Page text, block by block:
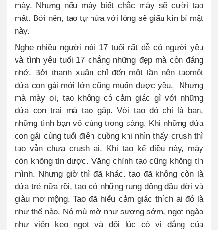
mày. Nhưng nếu mày biết chắc mày sẽ cười tao
mất. Bởi nên, tao tự hứa với lòng sẽ giấu kín bí mật
này.
Nghe nhiều người nói 17 tuổi rất dễ có người yêu
và tình yêu tuổi 17 chẳng những đẹp mà còn đáng
nhớ. Bởi thanh xuân chỉ đến một lần nên taomột
đứa con gái mới lớn cũng muốn được yêu.
Nhưng
mà mày ơi, tao không có cảm giác gì với những
đứa con trai mà tao gặp. Với tao đó chỉ là bạn,
những tình bạn vô cùng trong sáng. Khi những đứa
con gái cùng tuổi điên cuồng khi nhìn thấy crush thì
tao vẫn chưa crush ai. Khi tao kể điều này, mày
còn không tin được. Vâng chính tao cũng không tin
mình. Nhưng giờ thì đã khác, tao đã không còn là
đứa trẻ nữa rồi, tao có những rung động đầu đời và
giàu mơ mộng. Tao đã hiểu cảm giác thích ai đó là
như thế nào. Nó mù mờ như sương sớm, ngọt ngào
như viên kẹo ngọt và đôi lúc có vị đắng của